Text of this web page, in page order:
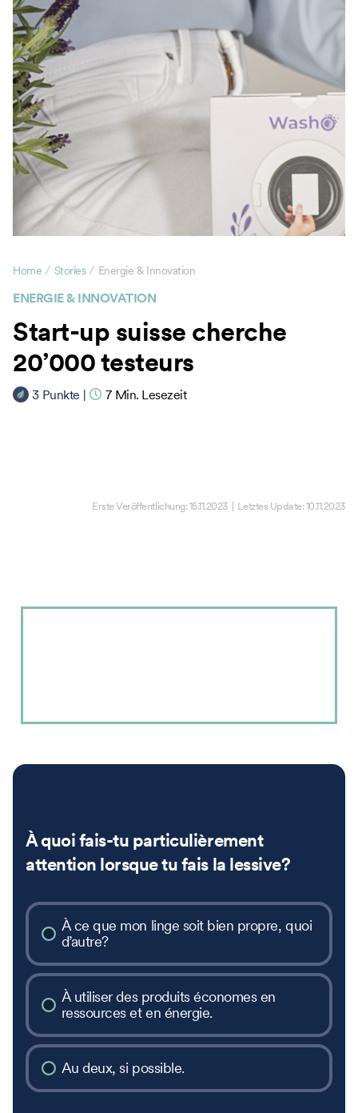
ENERGIE & INNOVATION
Home / Stories / Energie & Innovation
Start-up suisse cherche
20’000 testeurs
3 Punkte | 7 Min. Lesezeit
Erste Veröffentlichung:15.11.2023| Letztes Update:10.11.2023
À quoi fais-tu particulièrement
attention lorsque tu fais la lessive?
À ce que mon linge soit bien propre, quoi
d’autre?
À utiliser des produits économes en
ressources et en énergie.
Au deux, si possible.